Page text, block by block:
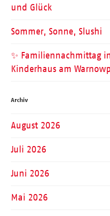
und Glück
Sommer, Sonne, Slushi
✨ Familiennachmittag
Kinderhaus am
Archiv
August 2026
Juli 2026
Juni 2026
Mai 2026